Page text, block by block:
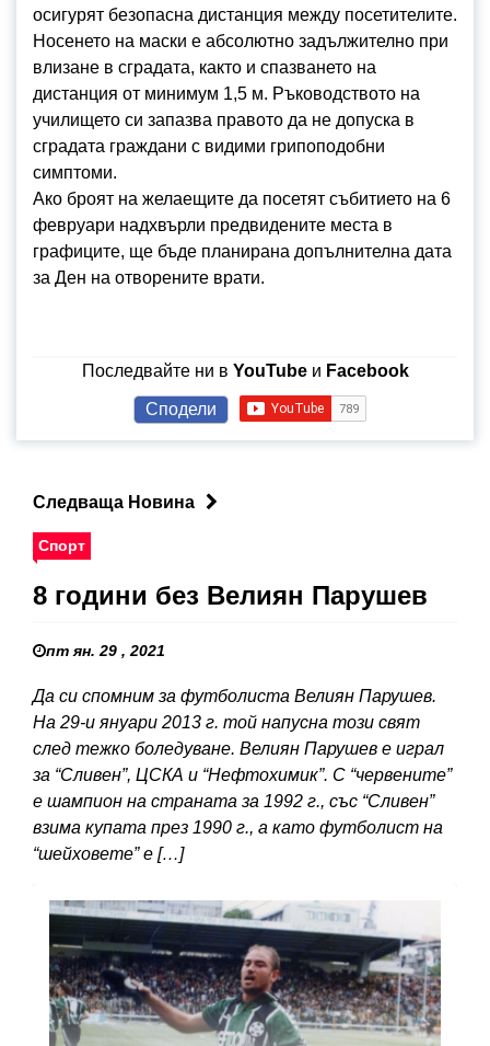
осигурят безопасна дистанция между посетителите.
Носенето на маски е абсолютно задължително при
влизане в сградата, както и спазването на
дистанция от минимум 1,5 м. Ръководството на
училището си запазва правото да не допуска в
сградата граждани с видими грипоподобни
симптоми.
Ако броят на желаещите да посетят събитието на 6
февруари надхвърли предвидените места в
графиците, ще бъде планирана допълнителна дата
за Ден на отворените врати.
Последвайте ни в YouTubeи Facebook
Сподели
Следваща Новина
Спорт
8 години без Велиян Парушев
пт ян. 29 , 2021
Да си спомним за футболиста Велиян Парушев.
На 29-и януари 2013 г. той напусна този свят
след тежко боледуване. Велиян Парушев е играл
за “Сливен”, ЦСКА и “Нефтохимик”. С “червените”
е шампион на страната за 1992 г., със “Сливен”
взима купата през 1990 г., а като футболист на
“шейховете” е […]